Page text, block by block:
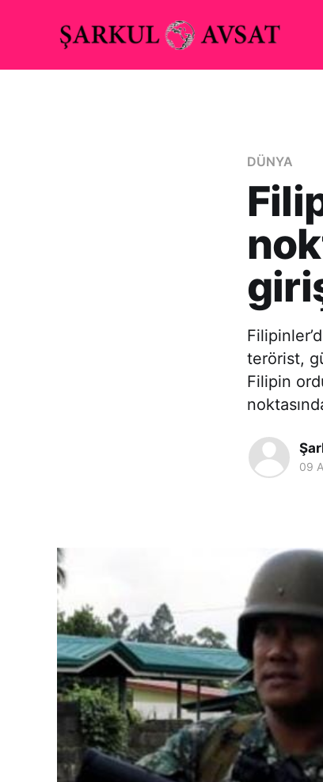
DÜNYA
terörist,
Filipin
09